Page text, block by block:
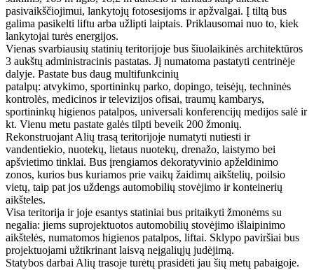
pasivaikščiojimui, lankytojų fotosesijoms ir apžvalgai. Į tiltą bus
galima pasikelti liftu arba užlipti laiptais. Priklausomai nuo to, kiek
lankytojai turės energijos.
Vienas svarbiausių statinių teritorijoje bus šiuolaikinės architektūros
3 aukštų administracinis pastatas. Jį numatoma pastatyti centrinėje
dalyje. Pastate bus daug multifunkcinių
patalpų: atvykimo, sportininkų parko, dopingo, teisėjų, techninės
kontrolės, medicinos ir televizijos ofisai, traumų kambarys,
sportininkų higienos patalpos, universali konferencijų medijos salė ir
kt. Vienu metu pastate galės tilpti beveik 200 žmonių.
Rekonstruojant Alių trasą teritorijoje numatyti nutiesti ir
vandentiekio, nuotekų, lietaus nuotekų, drenažo, laistymo bei
apšvietimo tinklai. Bus įrengiamos dekoratyvinio apželdinimo
zonos, kurios bus kuriamos prie vaikų žaidimų aikštelių, poilsio
vietų, taip pat jos uždengs automobilių stovėjimo ir konteinerių
aikšteles.
Visa teritorija ir joje esantys statiniai bus pritaikyti žmonėms su
negalia: jiems suprojektuotos automobilių stovėjimo išlaipinimo
aikštelės, numatomos higienos patalpos, liftai. Sklypo paviršiai bus
projektuojami užtikrinant laisvą neįgaliųjų judėjimą.
Statybos darbai Alių trasoje turėtų prasidėti jau šių metų pabaigoje.